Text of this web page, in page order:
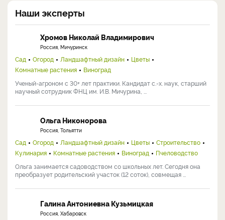
Наши эксперты
Хромов Николай Владимирович
Россия, Мичуринск
Сад Огород Ландшафтный дизайн
Цветы
Комнатные растения
Виноград
Ученый-агроном с 30+ лет практики. Кандидат с.-х. наук, старший
научный сотрудник ФНЦ им. И.В. Мичурина, ...
Ольга Никонорова
Россия, Тольятти
Сад Огород Ландшафтный дизайн Цветы
Строительство
Кулинария
Комнатные растения Виноград
Пчеловодство
Ольга занимается садоводством со школьных лет. Сегодня она
преобразует родительский участок (12 соток), совмещая ...
Галина Антониевна Кузьмицкая
Россия, Хабаровск